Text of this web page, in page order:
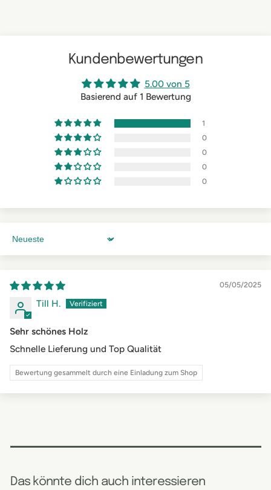
Kundenbewertungen
5.00 von 5
Basierend auf 1 Bewertung
1
0
0
0
0
Sort by
05/05/2025
Till H.
Sehr schönes Holz
Schnelle Lieferung und Top Qualität
Bewertung gesammelt durch eine Einladung zum Shop
Das könnte dich auch interessieren